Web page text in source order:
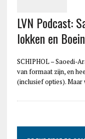
LVN Podcast:
lokken en
SCHIPHOL – Saoedi-
van formaat zijn, en
(inclusief opties).